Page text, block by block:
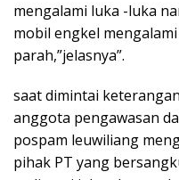
mengalami luka -luka
mobil engkel
parah,”jelasnya”.
saat dimintai
anggota pengawasan
pospam leuwiliang
pihak PT yang